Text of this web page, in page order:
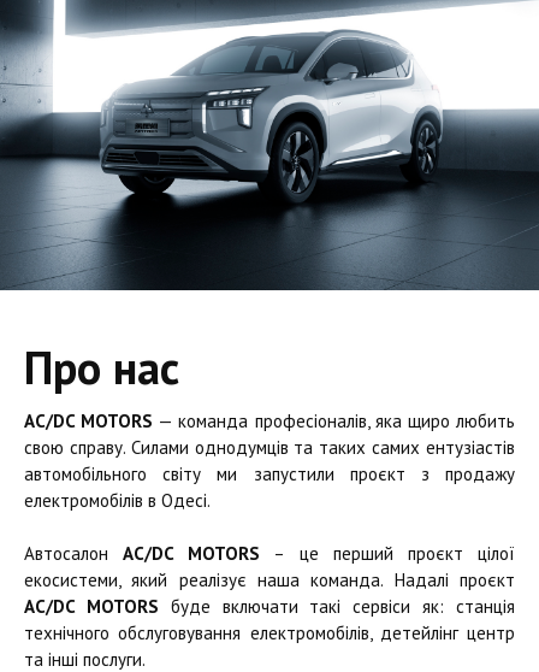
Про нас
AC/DC MOTORS — команда професіоналів, яка щиро любить
свою справу. Силами однодумців та таких самих ентузіастів
автомобільного світу ми запустили проєкт з продажу
електромобілів в Одесі.
АвтосалонAC/DC MOTORS – це перший проєкт цілої
екосистеми, який реалізує наша команда. Надалі проєкт
AC/DC MOTORS буде включати такі сервіси як: станція
технічного обслуговування електромобілів, детейлінг центр
та інші послуги.